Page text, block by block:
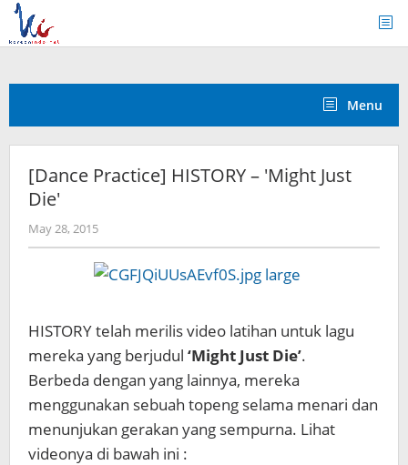
Skip
content
Menu
[Dance Practice] HISTORY – 'Might Just
Die'
May 28, 2015by
Koreanindo
HISTORY telah merilis video latihan untuk lagu
mereka yang berjudul ‘Might Just Die’.
Berbeda dengan yang lainnya, mereka
menggunakan sebuah topeng selama menari dan
menunjukan gerakan yang sempurna. Lihat
videonya di bawah ini :